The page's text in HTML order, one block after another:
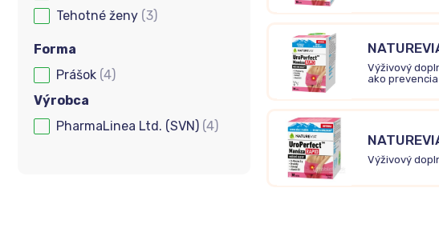
Tehotné ženy (3)
Forma
FormaPrášok (4)
Výrobca
Výrobca
PharmaLinea Ltd. (SVN) (4)
Výživový
ako
Výživový